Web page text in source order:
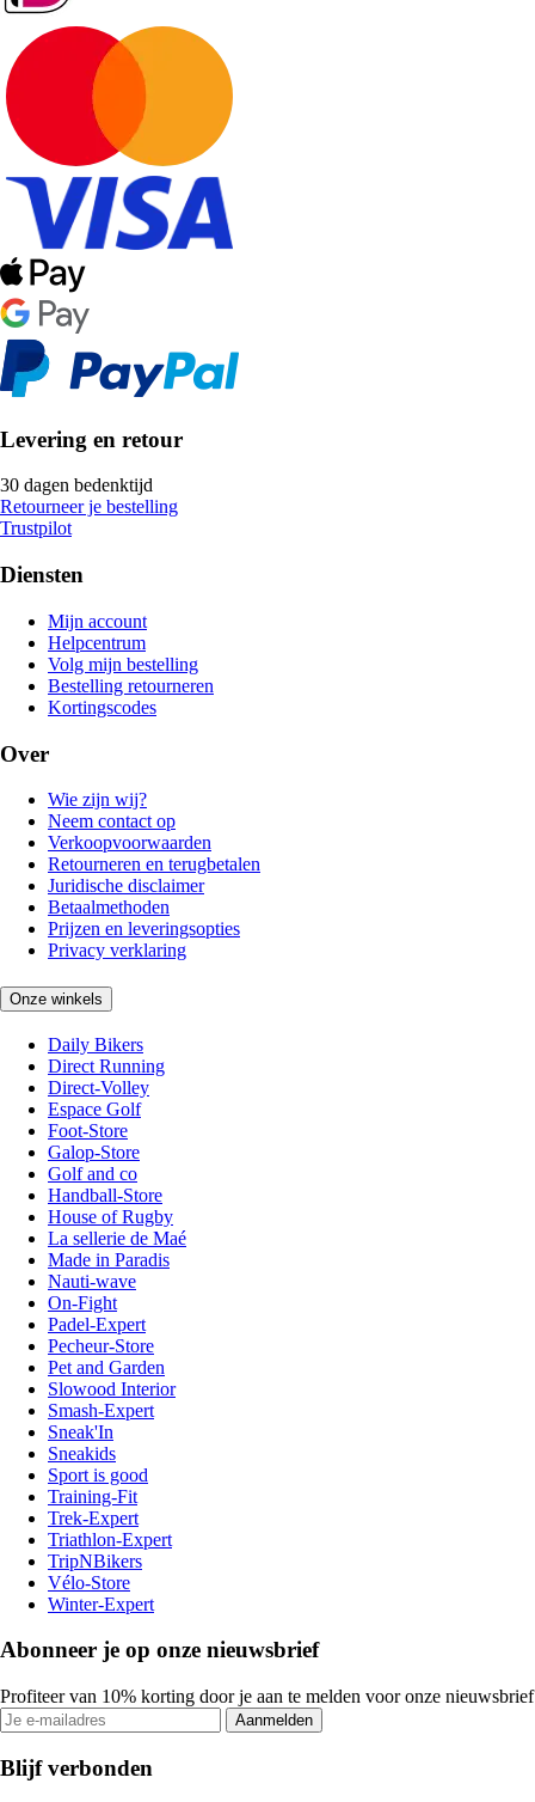
Levering en retour
30 dagen bedenktijd
Retourneer je bestelling
Trustpilot
Diensten
Mijn account
Helpcentrum
Volg mijn bestelling
Bestelling retourneren
Kortingscodes
Over
Wie zijn wij?
Neem contact op
Verkoopvoorwaarden
Retourneren en terugbetalen
Juridische disclaimer
Betaalmethoden
Prijzen en leveringsopties
Privacy verklaring
Onze winkels
Daily Bikers
Direct Running
Direct-Volley
Espace Golf
Foot-Store
Galop-Store
Golf and co
Handball-Store
House of Rugby
La sellerie de Maé
Made in Paradis
Nauti-wave
On-Fight
Padel-Expert
Pecheur-Store
Pet and Garden
Slowood Interior
Smash-Expert
Sneak'In
Sneakids
Sport is good
Training-Fit
Trek-Expert
Triathlon-Expert
TripNBikers
Vélo-Store
Winter-Expert
Abonneer je op onze nieuwsbrief
Profiteer van 10% korting door je aan te melden voor onze nieuwsbrief
Aanmelden
Blijf verbonden